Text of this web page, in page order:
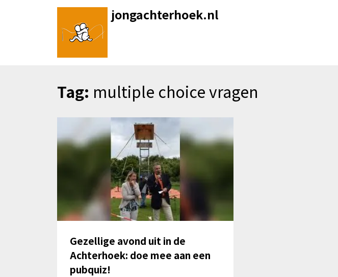
jongachterhoek.nl
Tag: multiple choice vragen
Gezellige avond uit in de
Achterhoek: doe mee aan een
pubquiz!